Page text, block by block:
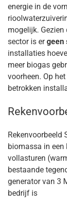
energie in de
mogelijk.
sector is ergeen
installaties
meer biogas
voorheen. Op
betrokken
Rekenvoorbeeld
biomassa in een
vollasturen
bestaande
generator van 3
bedrijf is